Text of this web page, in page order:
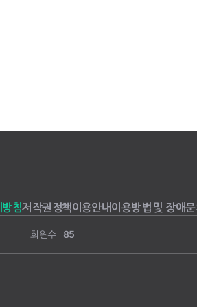
침저작권정책이용안내이용방법 및 장애문
회원수 85